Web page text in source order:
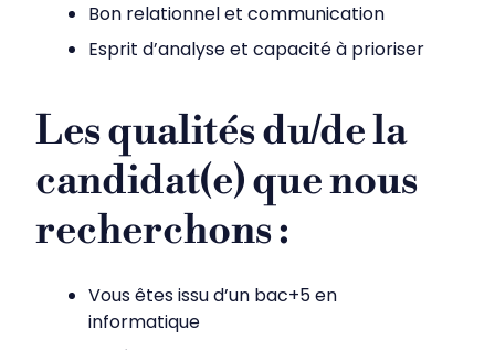
Bon relationnel et communication
Esprit d’analyse et capacité à prioriser
Les qualités du/de la
candidat(e) que nous
recherchons :
Vous êtes issu d’un bac+5 en
informatique